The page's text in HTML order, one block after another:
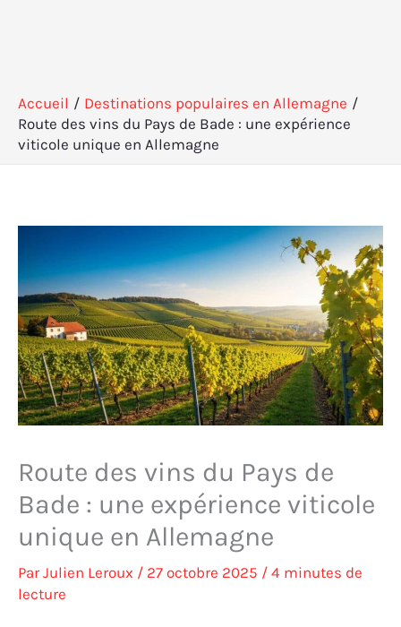
Accueil
Destinations populaires en Allemagne
Route des vins du Pays de Bade : une expérience
viticole unique en Allemagne
Route des vins du Pays de
Bade : une expérience viticole
unique en Allemagne
ParJulien Leroux / 27 octobre 2025 / 4 minutes de
lecture